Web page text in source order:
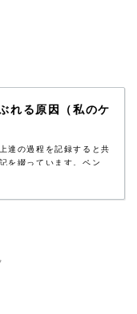
れる原因（私のケ
達の過程を記録すると共
を綴っています。ペン